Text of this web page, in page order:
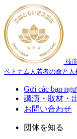
技
ベトナム人若者の命と人
Gửi các bạn
講演・取材・
お問い合わせ
団体を知る